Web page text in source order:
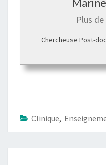
Plus
Chercheuse Post-
Clinique,